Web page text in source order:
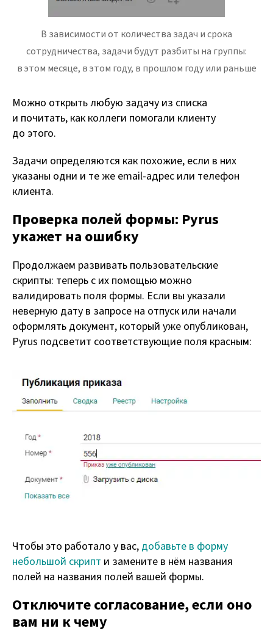
В зависимости от количества задач и срока
сотрудничества, задачи будут разбиты на группы:
в этом месяце, в этом году, в прошлом году или раньше
Можно открыть любую задачу из списка
и почитать, как коллеги помогали клиенту
до этого.
Задачи определяются как похожие, если в них
указаны одни и те же email-адрес или телефон
клиента.
Проверка полей формы: Pyrus
укажет на ошибку
Продолжаем развивать пользовательские
скрипты: теперь с их помощью можно
валидировать поля формы. Если вы указали
неверную дату в запросе на отпуск или начали
оформлять документ, который уже опубликован,
Pyrus подсветит соответствующие поля красным:
Чтобы это работало у вас, добавьте в форму
небольшой скрипт и замените в нём названия
полей на названия полей вашей формы.
Отключите согласование, если оно
вам ни к чему